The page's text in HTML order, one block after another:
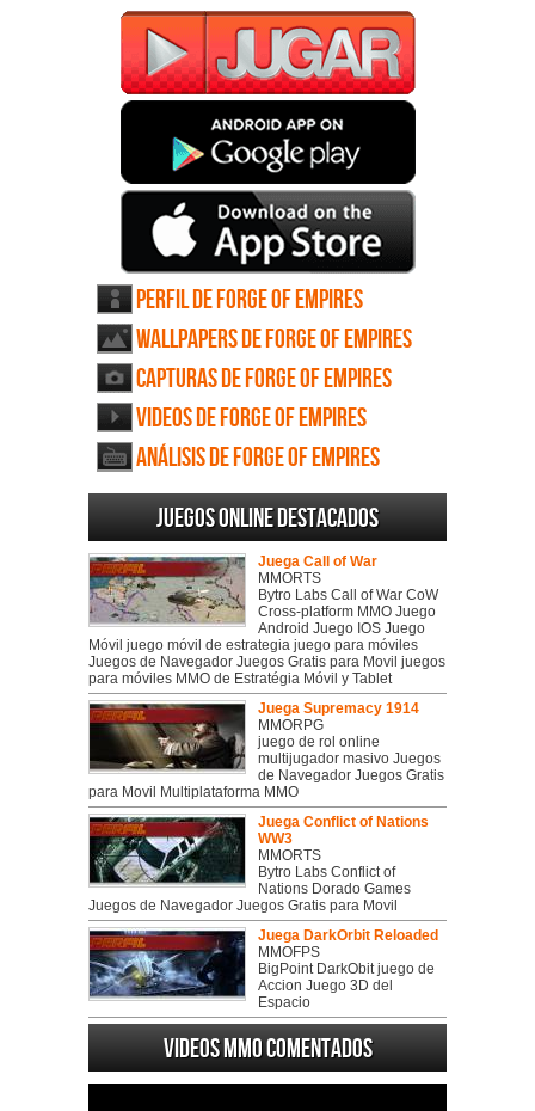
Perfil de Forge of Empires
Wallpapers de Forge of Empires
Capturas de Forge of Empires
Videos de Forge of Empires
Análisis de Forge of Empires
Juegos online destacados
Juega Call of War
MMORTS
Bytro Labs Call of War CoW
Cross-platform MMO Juego
Android Juego IOS Juego
Móvil juego móvil de estrategia juego para móviles
Juegos de Navegador Juegos Gratis para Movil juegos
para móviles MMO de Estratégia Móvil y Tablet
Juega Supremacy 1914
MMORPG
juego de rol online
multijugador masivo Juegos
de Navegador Juegos Gratis
para Movil Multiplataforma MMO
Juega Conflict of Nations
WW3
MMORTS
Bytro Labs Conflict of
Nations Dorado Games
Juegos de Navegador Juegos Gratis para Movil
Juega DarkOrbit Reloaded
MMOFPS
BigPoint DarkObit juego de
Accion Juego 3D del
Espacio
Videos MMO Comentados